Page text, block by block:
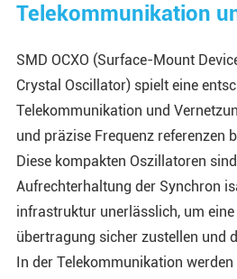
Telekommunikation
SMD OCXO (Surface-Mount
Crystal Oscillator) spielt eine
Telekommunikation und
und präzise Frequenz referenzen
Diese kompakten Oszillatoren
Aufrechterhaltung der Synchron
infrastruktur unerlässlich, um
übertragung sicher zustellen und
In der Telekommunikation werden